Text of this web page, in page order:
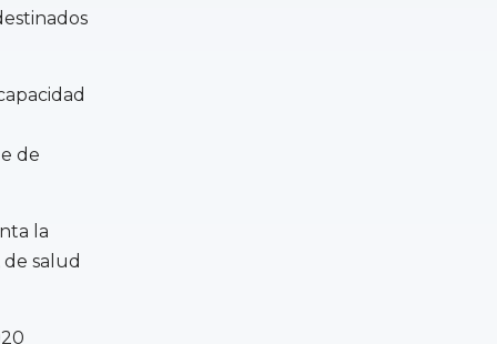
de
la
salud